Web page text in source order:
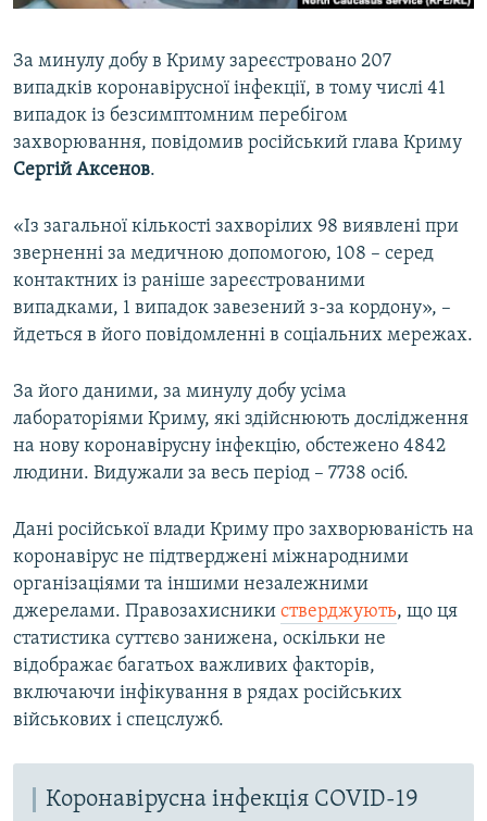
Усі сайти RFE/RL
За минулу добу в Криму зареєстровано 207
випадків коронавірусної інфекції, в тому числі 41
випадок із безсимптомним перебігом
захворювання, повідомив російський глава Криму
Сергій Аксенов.
«Із загальної кількості захворілих 98 виявлені при
зверненні за медичною допомогою, 108 – серед
контактних із раніше зареєстрованими
випадками, 1 випадок завезений з-за кордону», –
йдеться в його повідомленні в соціальних мережах.
За його даними, за минулу добу усіма
лабораторіями Криму, які здійснюють дослідження
на нову коронавірусну інфекцію, обстежено 4842
людини. Видужали за весь період – 7738 осіб.
Дані російської влади Криму про захворюваність на
коронавірус не підтверджені міжнародними
організаціями та іншими незалежними
джерелами. Правозахисники стверджують, що ця
статистика суттєво занижена, оскільки не
відображає багатьох важливих факторів,
включаючи інфікування в рядах російських
військових і спецслужб.
Коронавірусна інфекція COVID-19